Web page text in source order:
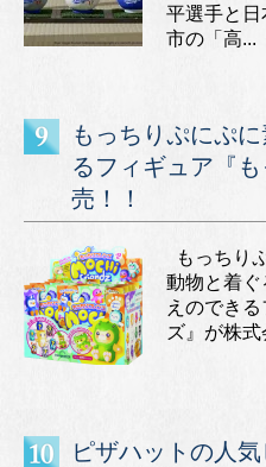
平選手と
市の「高...
もっちりぷにぷ
るフィギュア『
売！！
もっちり
動物と着
えのでき
ズ』が株
ピザハットの人